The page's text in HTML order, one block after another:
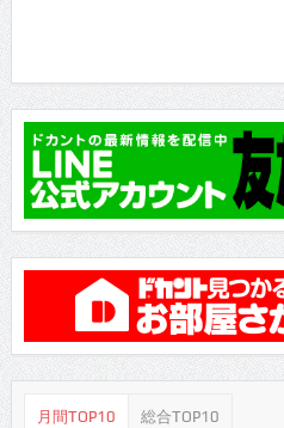
月間TOP10 総合TOP10